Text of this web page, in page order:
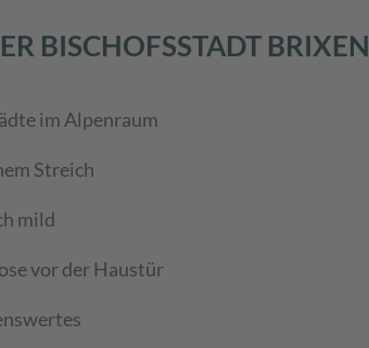
BISCHOFSSTADT BRIXEN
im Alpenraum
Streich
mild
vor der Haustür